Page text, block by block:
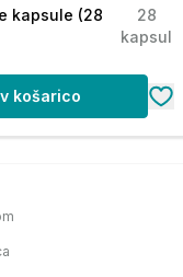
kapsule (28
28
kapsul
košarico